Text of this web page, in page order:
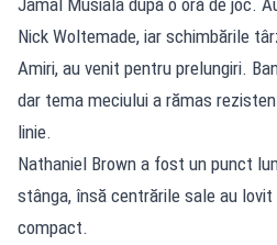
Nick Woltemade, iar schimbările
Amiri, au venit pentru prelungiri.
dar tema meciului a rămas
linie.
Nathaniel Brown a fost un punct
stânga, însă centrările sale au
compact.